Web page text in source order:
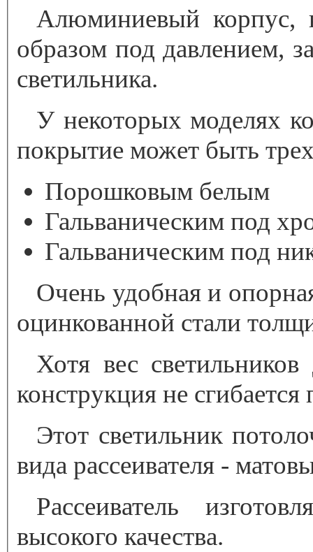
Алюминиевый корпус,
образом под давлением,
светильника.
У некоторых моделях
покрытие может быть
Порошковым белым
Гальваническим под
Гальваническим под
Очень удобная и
оцинкованной стали
Хотя вес
конструкция не
Этот светильник
вида рассеивателя -
Рассеиватель
высокого качества.